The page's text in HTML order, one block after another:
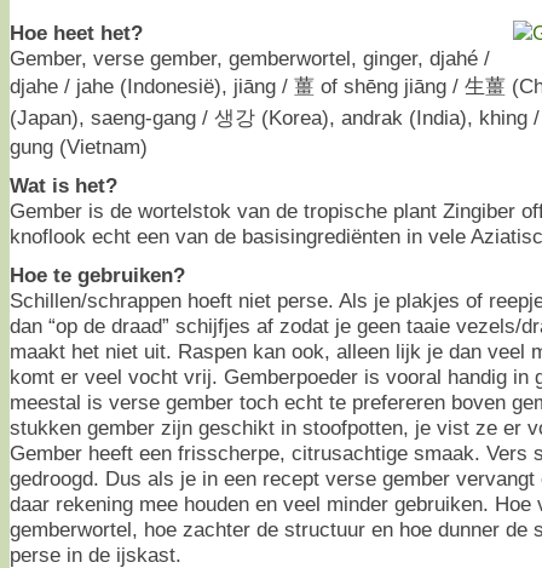
Hoe heet het?
Gember, verse gember, gemberwortel, ginger, djahé /
djahe / jahe (Indonesië), jiāng / 薑 of shēng jiāng / 生薑
(Japan), saeng-gang / 생강 (Korea), andrak (India), khing
gung (Vietnam)
Wat is het?
Gember is de wortelstok van de tropische plant Zingiber
knoflook echt een van de basisingrediënten in vele
Hoe te gebruiken?
Schillen/schrappen hoeft niet perse. Als je plakjes of
dan “op de draad” schijfjes af zodat je geen taaie vezels/
maakt het niet uit. Raspen kan ook, alleen lijk je dan veel
komt er veel vocht vrij. Gemberpoeder is vooral handig in
meestal is verse gember toch echt te prefereren boven
stukken gember zijn geschikt in stoofpotten, je vist ze er
Gember heeft een frisscherpe, citrusachtige smaak. Vers
gedroogd. Dus als je in een recept verse gember vervangt
daar rekening mee houden en veel minder gebruiken. Hoe
gemberwortel, hoe zachter de structuur en hoe dunner de
perse in de ijskast.